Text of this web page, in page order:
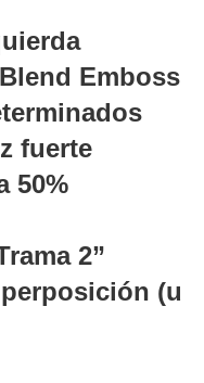
Emboss
fuerte
50%
2”
(u